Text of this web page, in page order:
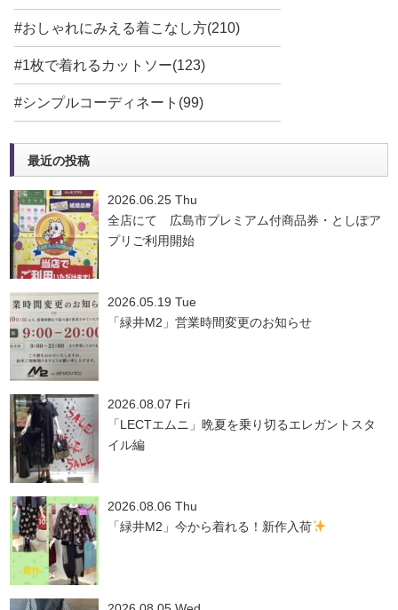
#おしゃれにみえる着こなし方(210)
#1枚で着れるカットソー(123)
#シンプルコーディネート(99)
最近の投稿
2026.06.25 Thu
全店にて 広島市プレミアム付商品券・としぽア
プリご利用開始
2026.05.19 Tue
「緑井M2」営業時間変更のお知らせ
2026.08.07 Fri
「LECTエムニ」晩夏を乗り切るエレガントスタ
イル編
2026.08.06 Thu
「緑井M2」今から着れる！新作入荷